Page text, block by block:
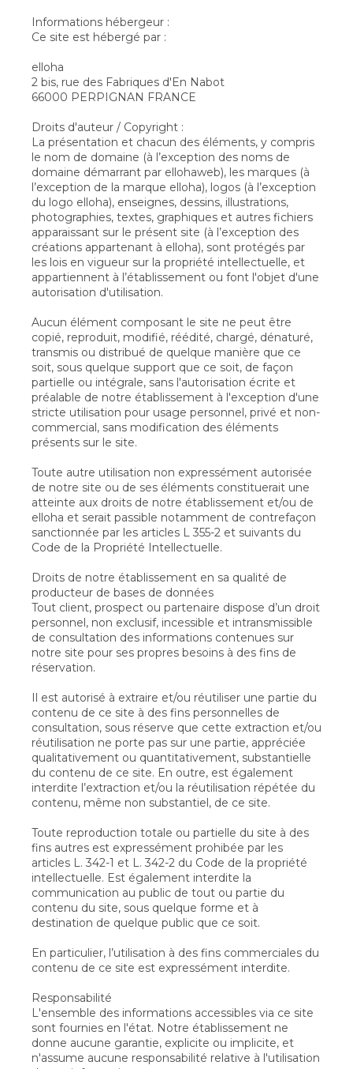
Informations hébergeur :
Ce site est hébergé par :
elloha
2 bis, rue des Fabriques d'En Nabot
66000 PERPIGNAN FRANCE
Droits d'auteur / Copyright :
La présentation et chacun des éléments, y compris
le nom de domaine (à l’exception des noms de
domaine démarrant par ellohaweb), les marques (à
l’exception de la marque elloha), logos (à l’exception
du logo elloha), enseignes, dessins, illustrations,
photographies, textes, graphiques et autres fichiers
apparaissant sur le présent site (à l’exception des
créations appartenant à elloha), sont protégés par
les lois en vigueur sur la propriété intellectuelle, et
appartiennent à l’établissement ou font l'objet d'une
autorisation d'utilisation.
Aucun élément composant le site ne peut être
copié, reproduit, modifié, réédité, chargé, dénaturé,
transmis ou distribué de quelque manière que ce
soit, sous quelque support que ce soit, de façon
partielle ou intégrale, sans l'autorisation écrite et
préalable de notre établissement à l'exception d'une
stricte utilisation pour usage personnel, privé et non-
commercial, sans modification des éléments
présents sur le site.
Toute autre utilisation non expressément autorisée
de notre site ou de ses éléments constituerait une
atteinte aux droits de notre établissement et/ou de
elloha et serait passible notamment de contrefaçon
sanctionnée par les articles L 355-2 et suivants du
Code de la Propriété Intellectuelle.
Droits de notre établissement en sa qualité de
producteur de bases de données
Tout client, prospect ou partenaire dispose d’un droit
personnel, non exclusif, incessible et intransmissible
de consultation des informations contenues sur
notre site pour ses propres besoins à des fins de
réservation.
Il est autorisé à extraire et/ou réutiliser une partie du
contenu de ce site à des fins personnelles de
consultation, sous réserve que cette extraction et/ou
réutilisation ne porte pas sur une partie, appréciée
qualitativement ou quantitativement, substantielle
du contenu de ce site. En outre, est également
interdite l’extraction et/ou la réutilisation répétée du
contenu, même non substantiel, de ce site.
Toute reproduction totale ou partielle du site à des
fins autres est expressément prohibée par les
articles L. 342-1 et L. 342-2 du Code de la propriété
intellectuelle. Est également interdite la
communication au public de tout ou partie du
contenu du site, sous quelque forme et à
destination de quelque public que ce soit.
En particulier, l’utilisation à des fins commerciales du
contenu de ce site est expressément interdite.
Responsabilité
L'ensemble des informations accessibles via ce site
sont fournies en l'état. Notre établissement ne
donne aucune garantie, explicite ou implicite, et
n'assume aucune responsabilité relative à l'utilisation